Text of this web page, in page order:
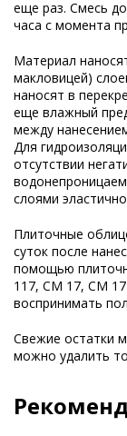
еще раз. Смесь
часа с момента
Материал
макловицей)
наносят в
еще влажный
между
Для
отсутствии
слоями
Плиточные
суток после
помощью
117, CM 17, CM
воспринимать
Свежие остатки
можно удалить